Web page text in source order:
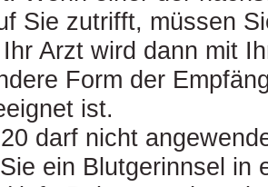
Sie zutrifft, müssen
Arzt wird dann mit
Form der
ist.
darf nicht
ein Blutgerinnsel in